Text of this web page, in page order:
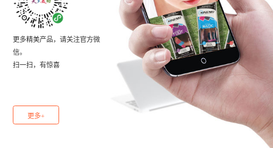
更多精美产品，请关注官方微
信。
扫一扫，有惊喜
更多+